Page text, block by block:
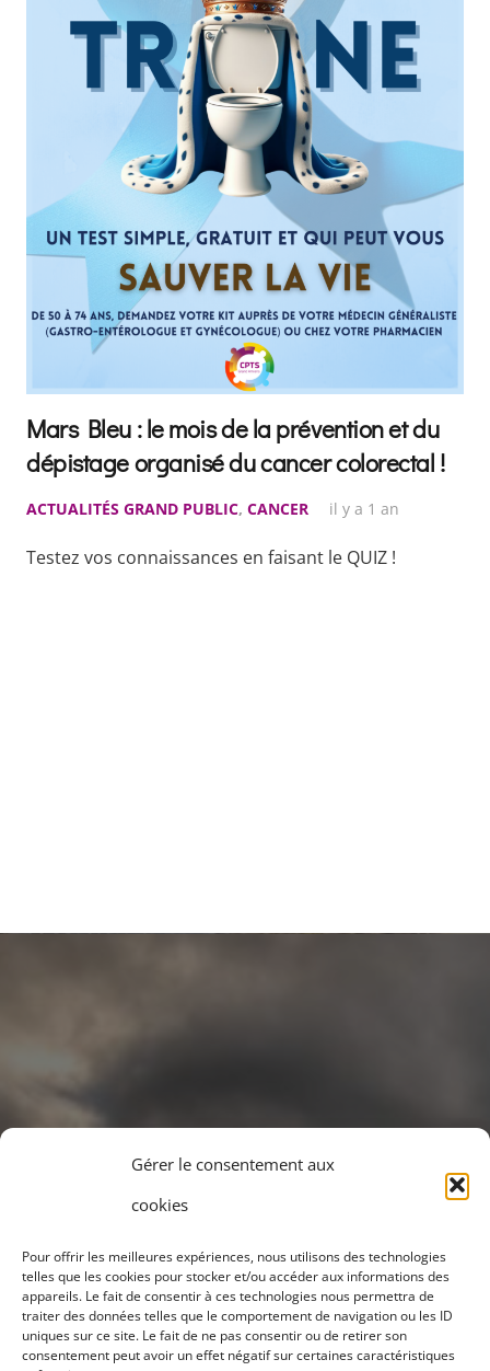
Gérer le consentement aux
cookies
Pour offrir les meilleures expériences, nous utilisons des technologies
telles que les cookies pour stocker et/ou accéder aux informations des
appareils. Le fait de consentir à ces technologies nous permettra de
traiter des données telles que le comportement de navigation ou les ID
uniques sur ce site. Le fait de ne pas consentir ou de retirer son
consentement peut avoir un effet négatif sur certaines caractéristiques
Mars Bleu : le mois de la prévention et du
dépistage organisé du cancer colorectal !
ACTUALITÉS GRAND PUBLIC, CANCER il y a 1 an
Testez vos connaissances en faisant le QUIZ !
CPTS Grand Amiens